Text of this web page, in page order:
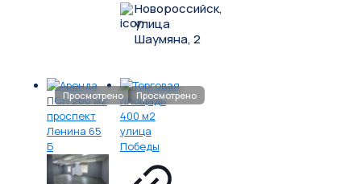
Новороссийск,
улица
Шаумяна, 2